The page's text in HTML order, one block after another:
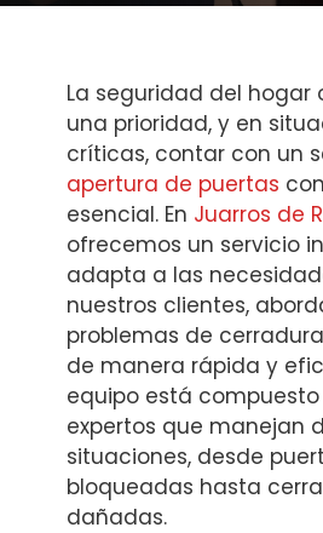
La seguridad del hogar
una prioridad, y en
críticas, contar con un
apertura de puertas
esencial. En Juarros de
ofrecemos un servicio
adapta a las
nuestros clientes,
problemas de
de manera rápida y
equipo está
expertos que manejan
situaciones, desde
bloqueadas hasta
dañadas.